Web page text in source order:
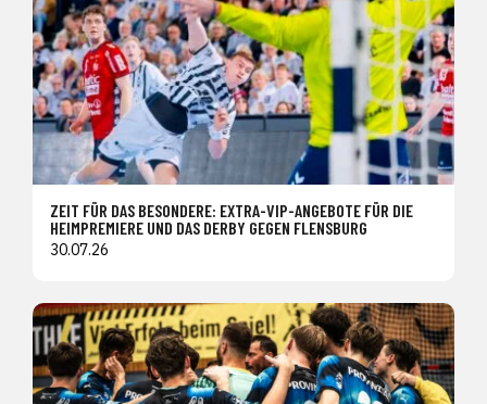
ZEIT FÜR DAS BESONDERE: EXTRA-VIP-ANGEBOTE FÜR DIE
HEIMPREMIERE UND DAS DERBY GEGEN FLENSBURG
30.07.26